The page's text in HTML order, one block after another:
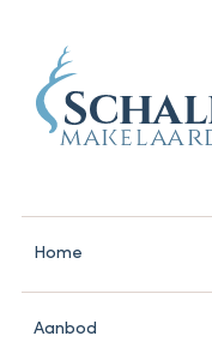
Home
Aanbod